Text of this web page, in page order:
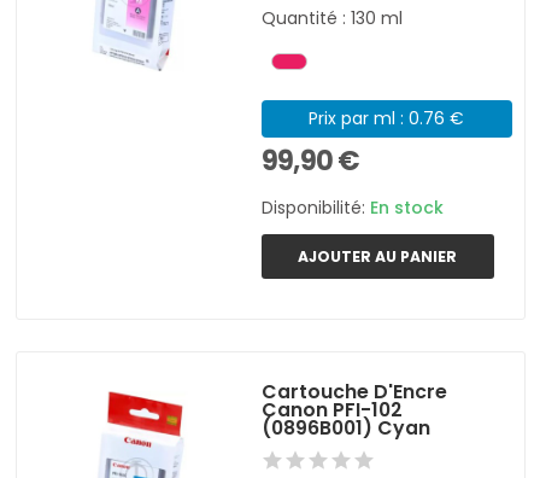
Quantité : 130 ml
Prix par ml : 0.76 €
99,90 €
Disponibilité: En stock
AJOUTER AU PANIER
Cartouche D'Encre
Canon PFI-102
(0896B001) Cyan